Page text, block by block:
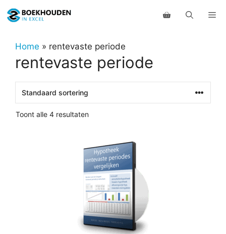
naar
inhoudHome » rentevaste periode
rentevaste periode
Toont alle 4 resultaten